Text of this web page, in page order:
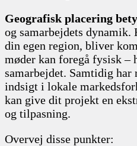
Geografisk placering
og samarbejdets
din egen region, bliver
møder kan foregå fysisk –
samarbejdet. Samtidig har
indsigt i lokale
kan give dit projekt en
og tilpasning.
Overvej disse punkter: